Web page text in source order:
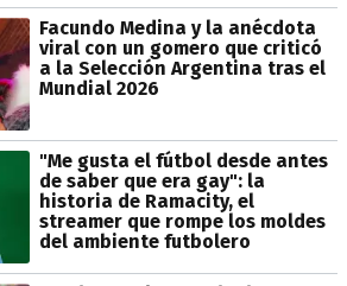
Facundo Medina y la anécdota
viral con un gomero que criticó
a la Selección Argentina tras el
Mundial 2026
"Me gusta el fútbol desde antes
de saber que era gay": la
historia de Ramacity, el
streamer que rompe los moldes
del ambiente futbolero